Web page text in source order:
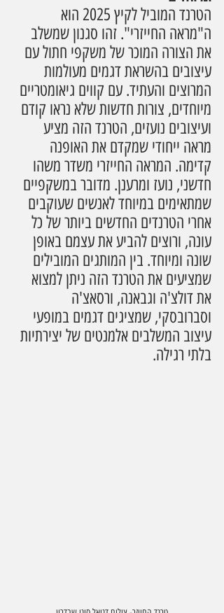
הטרנד המוביל לקיץ 2025 הוא
ה"מראה החייזרי". זהו סגנון שמשלב
את הצורה המוכר של משקפי חתול עם
עיצובים בהשראת דגמים מעולמות
המרוצים והעתיד. עם קווים גיאומטריים
מיוחדים, צורות חדשות שלא נראו קודם
ועיצובים נועזים, הטרנד הזה מציע
מראה ייחודי שמקדם את האופנה
קדימה. המראה החייזרי משדר משהו
חדשני, נועז ומרענן. מדובר במשקפיים
שמתאימים במיוחד לאנשים שעוקבים
אחרי הטרנדים החדשים ביותר של כל
עונה, ורוצים להביע את עצמם באופן
שונה ומיוחד. בין המותגים המובילים
שמציעים את הטרנד הזה ניתן למצוא
את דולצ'ה וגבאנה, ורסאצ'ה
וסברובסקי, שמציגים דגמים במופעי
עיצוב המשלבים אלמנטים של יצירתיות
בלתי רגילה.